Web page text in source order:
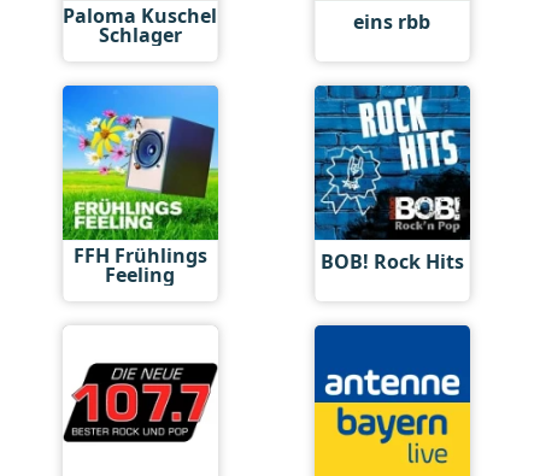
Paloma Kuschel
Schlager eins rbb
FFH Frühlings
Feeling BOB! Rock Hits